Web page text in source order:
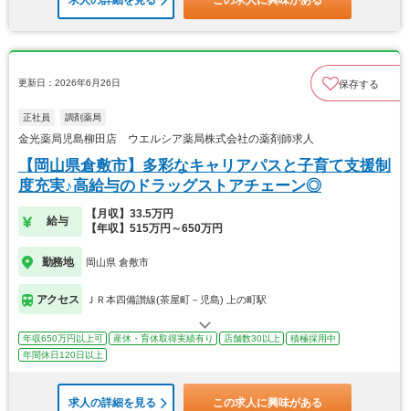
更新日：2026年6月26日 保存する
正社員 調剤薬局
金光薬局児島柳田店 ウエルシア薬局株式会社の薬剤師求人
【岡山県倉敷市】多彩なキャリアパスと子育て支援制
度充実♪高給与のドラッグストアチェーン◎
給与
【月収】33.5万円
【年収】515万円～650万円
勤務地 岡山県 倉敷市
アクセス ＪＲ本四備讃線(茶屋町－児島) 上の町駅
年収650万円以上可 産休・育休取得実績有り 店舗数30以上
積極採用中
年間休日120日以上
求人の詳細を見る この求人に興味がある